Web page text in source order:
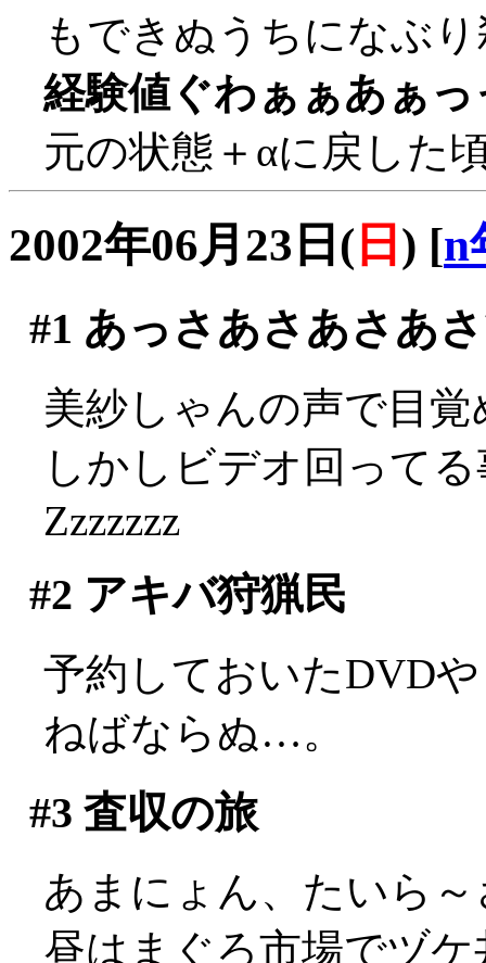
もできぬうちになぶ
経験値ぐわぁぁあぁ
元の状態＋αに戻した
2002年06月23日( 日 ) [n
#1 あっさあさあさあ
美紗しゃんの声で目
しかしビデオ回って
Zzzzzzz
#2 アキバ狩猟民
予約しておいたDVD
ねばならぬ…。
#3 査収の旅
あまにょん、たいら
昼はまぐろ市場でヅ